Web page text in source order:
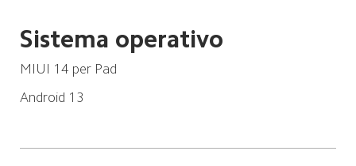
Sistema operativo
MIUI 14 per Pad
Android 13